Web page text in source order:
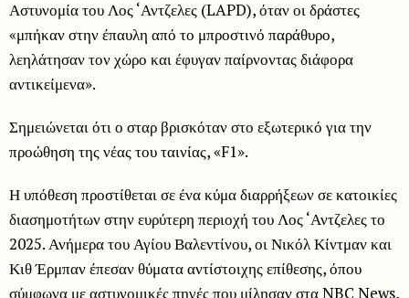
Αστυνομία του Λος ‘Αντζελες (LAPD), όταν οι δράστες
«μπήκαν στην έπαυλη από το μπροστινό παράθυρο,
λεηλάτησαν τον χώρο και έφυγαν παίρνοντας διάφορα
αντικείμενα».
Σημειώνεται ότι ο σταρ βρισκόταν στο εξωτερικό για την
προώθηση της νέας του ταινίας, «F1».
Η υπόθεση προστίθεται σε ένα κύμα διαρρήξεων σε κατοικίες
διασημοτήτων στην ευρύτερη περιοχή του Λος ‘Αντζελες το
2025. Ανήμερα του Αγίου Βαλεντίνου, οι Νικόλ Κίντμαν και
Κιθ Έρμπαν έπεσαν θύματα αντίστοιχης επίθεσης, όπου
σύμφωνα με αστυνομικές πηγές που μίλησαν στα NBC News,